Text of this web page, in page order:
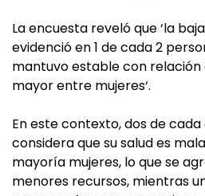
La encuesta reveló que ‘la
evidenció en 1 de cada 2
mantuvo estable con relación
mayor entre mujeres‘.
En este contexto, dos de
considera que su salud es
mayoría mujeres, lo que se
menores recursos, mientras